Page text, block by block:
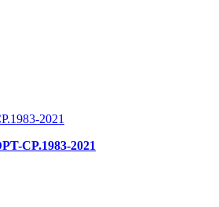
CP.1983-2021